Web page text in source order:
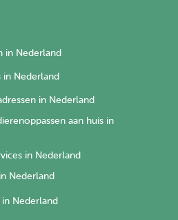
in Nederland
Nederland
in Nederland
aan huis in
in Nederland
Nederland
Nederland